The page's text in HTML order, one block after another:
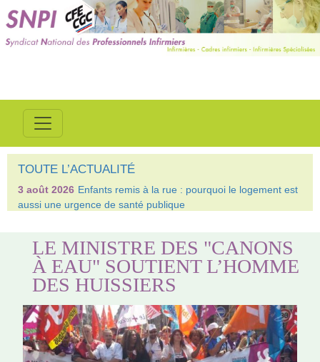
TOUTE L’ACTUALITÉ
3 août 2026 Enfants remis à la rue : pourquoi le logement est
aussi une urgence de santé publique
LE MINISTRE DES "CANONS
À EAU" SOUTIENT L’HOMME
DES HUISSIERS